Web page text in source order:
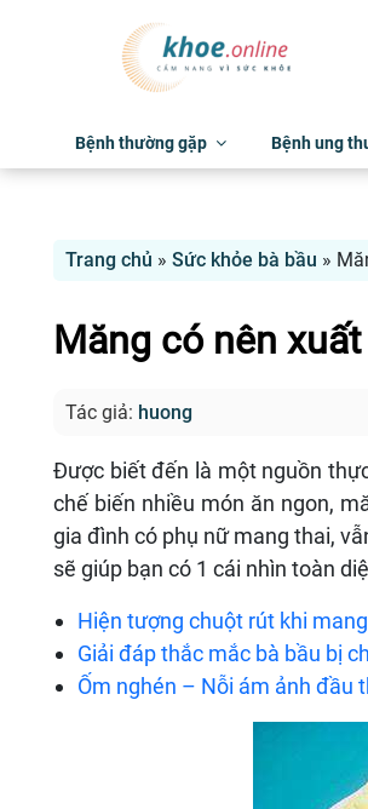
Bệnh thường gặp Bệnh ung
Trang chủ » Sức khỏe bà bầu »
Măng có nên
Tác giả: huong
Được biết đến là một nguồn
chế biến nhiều món ăn ngon,
gia đình có phụ nữ mang thai,
sẽ giúp bạn có 1 cái nhìn toàn
Hiện tượng chuột rút khi
Giải đáp thắc mắc bà bầu bị
Ốm nghén – Nỗi ám ảnh đầu